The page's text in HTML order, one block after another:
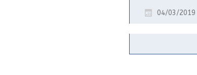
04/03/2019